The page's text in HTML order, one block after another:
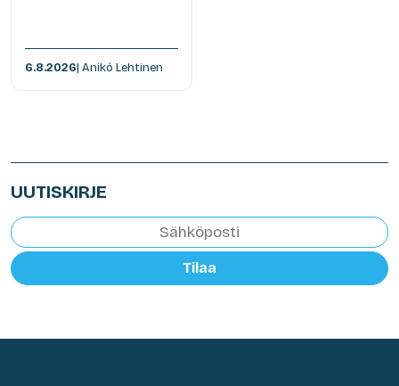
6.8.2026| Anikó Lehtinen
UUTISKIRJE
Tilaa